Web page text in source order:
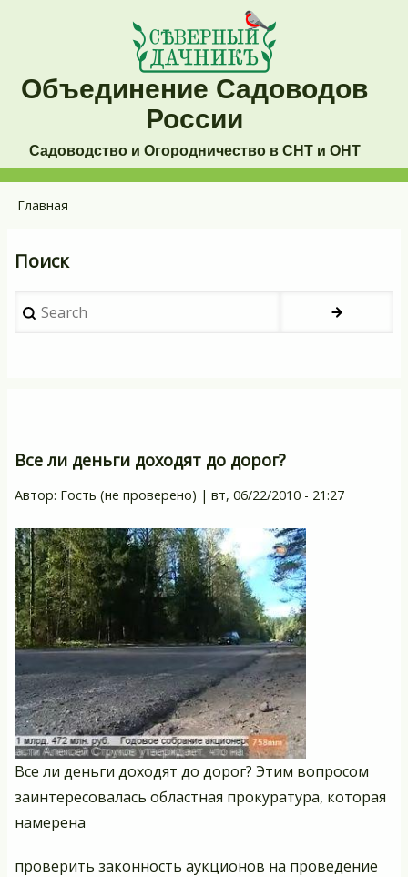
содержанию
Объединение Садоводов
России
Садоводство и Огородничество в СНТ и ОНТ
Основная
Строка
Главная
Поиск
Search
Все ли деньги доходят до дорог?
Автор: Гость (не проверено) | вт, 06/22/2010 - 21:27
Все ли деньги доходят до дорог? Этим вопросом
заинтересовалась областная прокуратура, которая
намерена
проверить законность аукционов на проведение